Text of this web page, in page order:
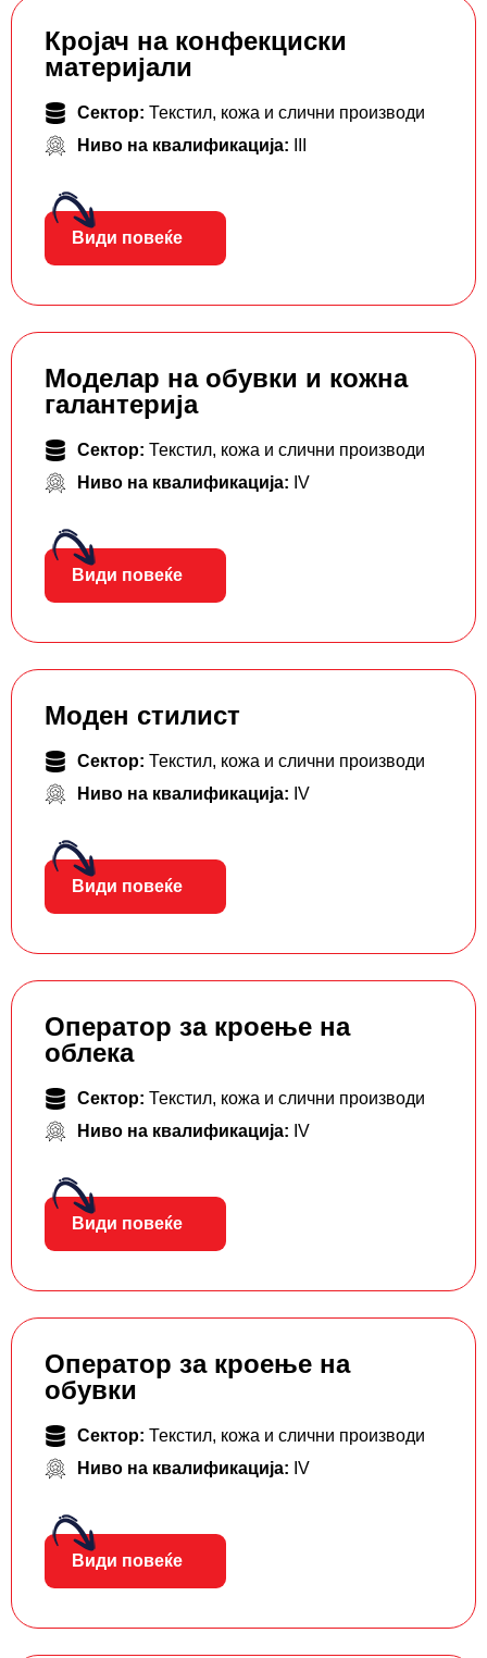
Кројач на конфекциски
материјали
Сектор: Текстил, кожа и слични производи
Ниво на квалификација:
Види повеќе
Моделар на обувки и кожна
галантерија
Сектор: Текстил, кожа и слични производи
Ниво на квалификација: IV
Види повеќе
Моден стилист
Сектор: Текстил, кожа и слични производи
Ниво на квалификација: IV
Види повеќе
Оператор за кроење на
облека
Сектор: Текстил, кожа и слични производи
Ниво на квалификација: IV
Види повеќе
Оператор за кроење на
обувки
Сектор: Текстил, кожа и слични производи
Ниво на квалификација: IV
Види повеќе